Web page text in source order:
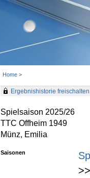
Home >
Ergebnishistorie freischalten
Spielsaison 2025/26
TTC Offheim 1949
Münz, Emilia
Saisonen